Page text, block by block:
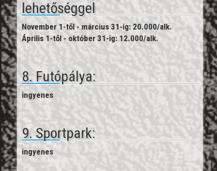
lehetőséggel
November 1-től - március 31-ig: 20.000/alk.
Április 1-től - október 31-ig: 12.000/alk.
8. Futópálya:
ingyenes
9. Sportpark:
ingyenes